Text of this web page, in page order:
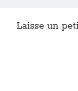
Laisse un